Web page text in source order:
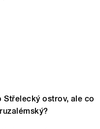
Střelecký ostrov, ale co